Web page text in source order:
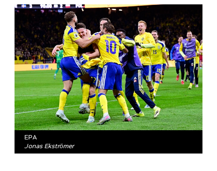
EPA
Jonas Ekströmer